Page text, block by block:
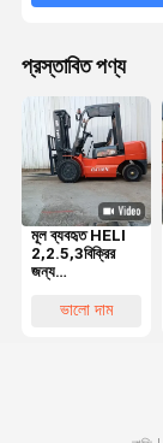
প্রস্তাবিত পণ্য
মূল ব্যবহৃত HELI
2,2.5,3বিক্রির
জন্য
দামের সাথে চমৎকার
ভালো দাম